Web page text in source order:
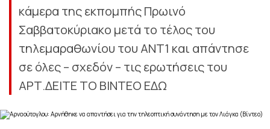
κάμερα της εκπομπής Πρωινό
Σαββατοκύριακο μετά το τέλος του
τηλεμαραθωνίου του ΑΝΤ1 και απάντησε
σε όλες – σχεδόν – τις ερωτήσεις του
ΑΡΤ.ΔΕΙΤΕ ΤΟ ΒΙΝΤΕΟ ΕΔΩ